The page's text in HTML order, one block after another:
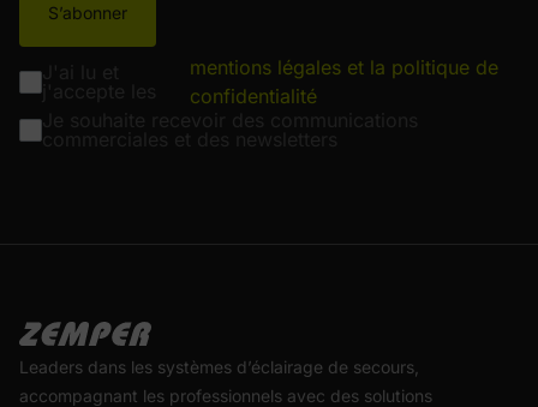
S’abonner
mentions légales et la politique de
confidentialité
Leaders dans les systèmes d’éclairage de secours,
accompagnant les professionnels avec des solutions